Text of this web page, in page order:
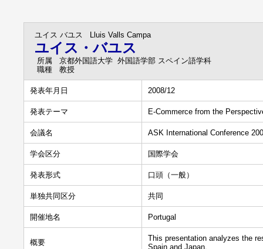
ユイス バユス Lluis Valls Campa
ユイス・バユス
所属
京都外国語大学 外国語学部 スペイン語学科
職種
教授
発表年月日 2008/12
発表テーマ E-Commerce from the
会議名 ASK International Conference
学会区分 国際学会
発表形式 口頭（一般）
単独共同区分 共同
開催地名 Portugal
概要
This presentation analyzes the
Spain and Japan.